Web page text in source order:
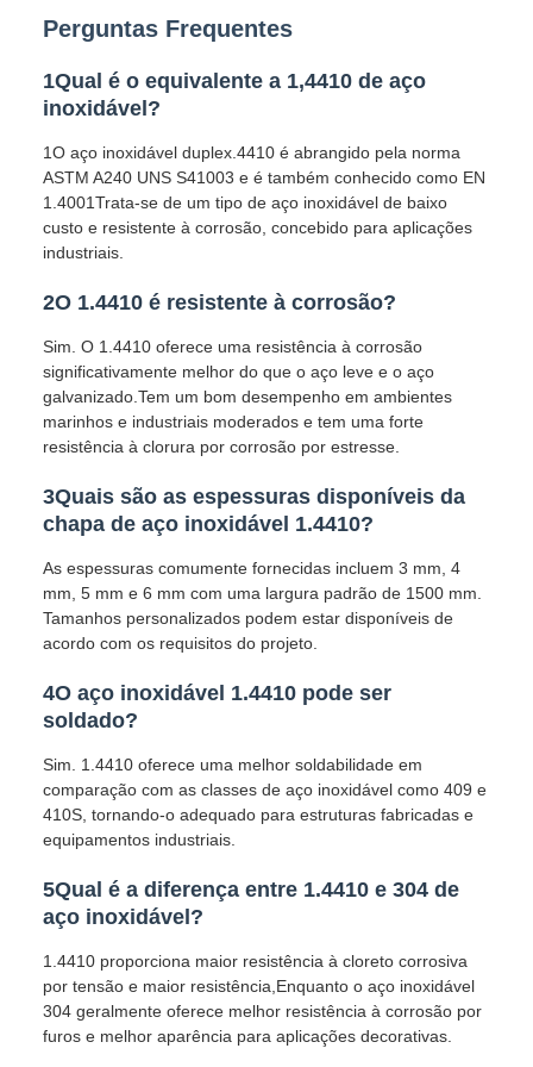
Perguntas Frequentes
1Qual é o equivalente a 1,4410 de aço
inoxidável?
1O aço inoxidável duplex.4410 é abrangido pela norma
ASTM A240 UNS S41003 e é também conhecido como EN
1.4001Trata-se de um tipo de aço inoxidável de baixo
custo e resistente à corrosão, concebido para aplicações
industriais.
2O 1.4410 é resistente à corrosão?
Sim. O 1.4410 oferece uma resistência à corrosão
significativamente melhor do que o aço leve e o aço
galvanizado.Tem um bom desempenho em ambientes
marinhos e industriais moderados e tem uma forte
resistência à clorura por corrosão por estresse.
3Quais são as espessuras disponíveis da
chapa de aço inoxidável 1.4410?
As espessuras comumente fornecidas incluem 3 mm, 4
mm, 5 mm e 6 mm com uma largura padrão de 1500 mm.
Tamanhos personalizados podem estar disponíveis de
acordo com os requisitos do projeto.
4O aço inoxidável 1.4410 pode ser
soldado?
Sim. 1.4410 oferece uma melhor soldabilidade em
comparação com as classes de aço inoxidável como 409 e
410S, tornando-o adequado para estruturas fabricadas e
equipamentos industriais.
5Qual é a diferença entre 1.4410 e 304 de
aço inoxidável?
1.4410 proporciona maior resistência à cloreto corrosiva
por tensão e maior resistência,Enquanto o aço inoxidável
304 geralmente oferece melhor resistência à corrosão por
furos e melhor aparência para aplicações decorativas.